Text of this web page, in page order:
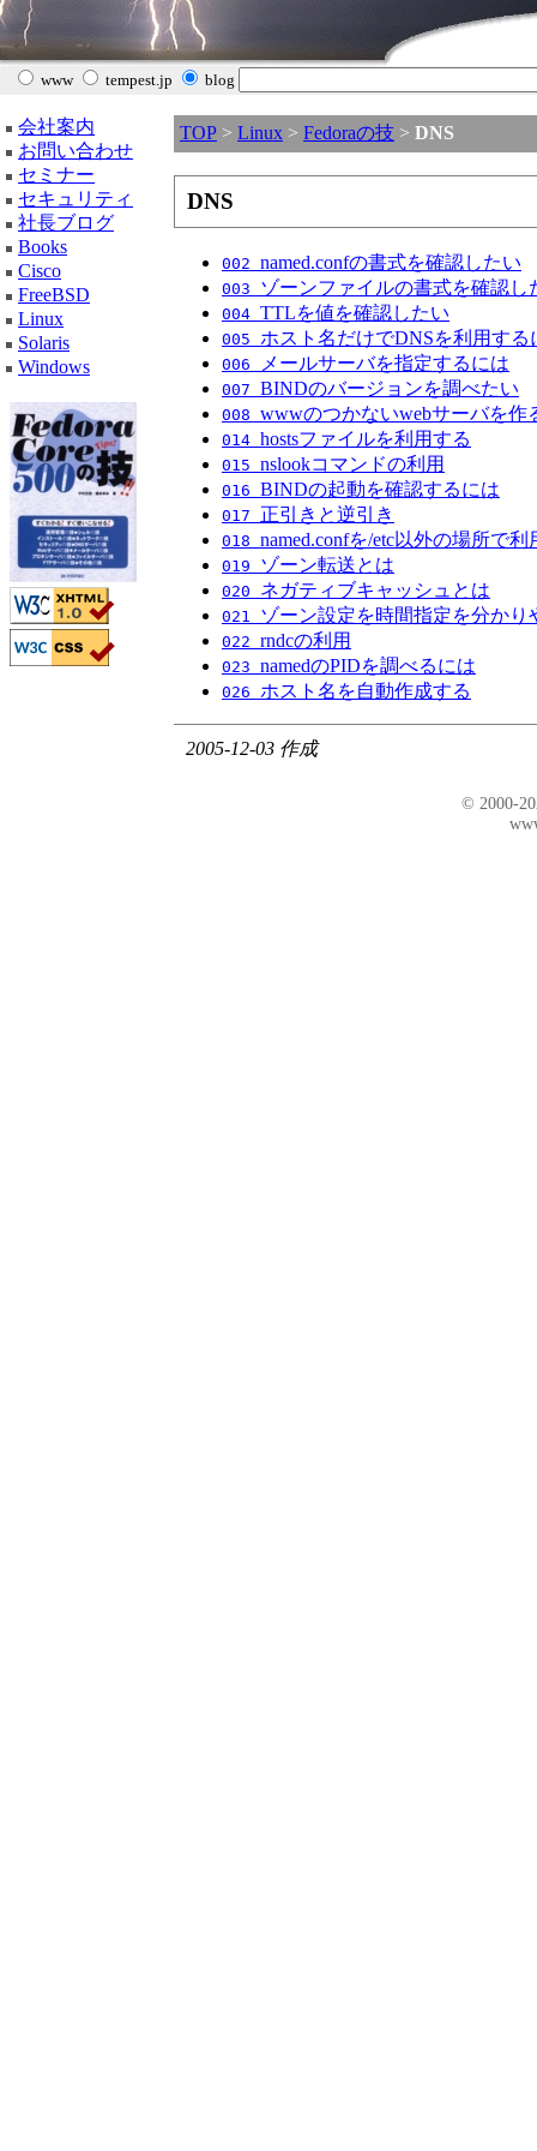
www tempest.jp blog
会社案内
お問い合わせ
セミナー
セキュリティ
社長ブログ
Books
Cisco
FreeBSD
Linux
Solaris
Windows
TOP > Linux > Fedoraの技 > DNS
DNS
002 named.confの書式を確認したい
003 ゾーンファイルの書式を確認し
004 TTLを値を確認したい
005 ホスト名だけでDNSを利用する
006 メールサーバを指定するには
007 BINDのバージョンを調べたい
008 wwwのつかないwebサーバを作
014 hostsファイルを利用する
015 nslookコマンドの利用
016 BINDの起動を確認するには
017 正引きと逆引き
018 named.confを/etc以外の場所で
019 ゾーン転送とは
020 ネガティブキャッシュとは
021 ゾーン設定を時間指定を分かり
022 rndcの利用
023 namedのPIDを調べるには
026 ホスト名を自動作成する
2005-12-03 作成
© 2000-